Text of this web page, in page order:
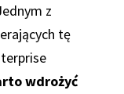
z
tę
wdrożyć